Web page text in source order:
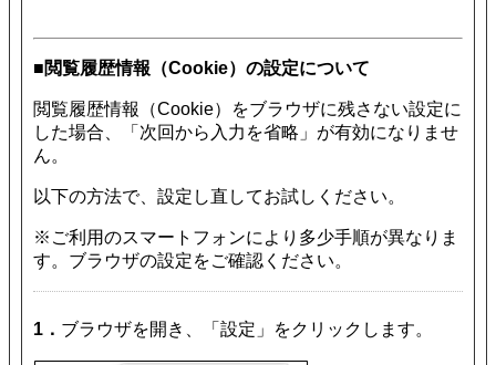
■閲覧履歴情報（Cookie）の設定について
閲覧履歴情報（Cookie）をブラウザに残さない設定に
した場合、「次回から入力を省略」が有効になりませ
ん。
以下の方法で、設定し直してお試しください。
※ご利用のスマートフォンにより多少手順が異なりま
す。ブラウザの設定をご確認ください。
1． ブラウザを開き、「設定」をクリックします。